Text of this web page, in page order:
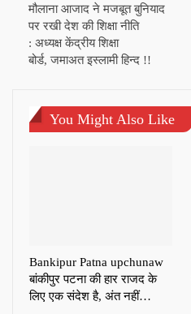
मौलाना आजाद ने मजबूत बुनियाद
पर रखी देश की शिक्षा नीति
: अध्यक्ष केंद्रीय शिक्षा
बोर्ड, जमाअत इस्लामी हिन्द !!
You Might Also Like
Bankipur Patna upchunaw
बांकीपुर पटना की हार राजद के
लिए एक संदेश है, अंत नहीं…